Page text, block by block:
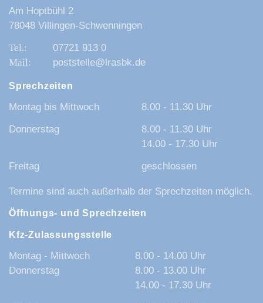
Am Hoptbühl 2
78048 Villingen-Schwenningen
07721 913 0
poststelle@lrasbk.de
Sprechzeiten
Montag bis Mittwoch
8.00 - 11.30 Uhr
Donnerstag
8.00 - 11.30 Uhr
14.00 - 17.30 Uhr
Freitag
geschlossen
Termine sind auch außerhalb der Sprechzeiten möglich.
Öffnungs- und Sprechzeiten
Kfz-Zulassungsstelle
Montag - Mittwoch
8.00 - 14.00 Uhr
Donnerstag
8.00 - 13.00 Uhr
14.00 - 17.30 Uhr